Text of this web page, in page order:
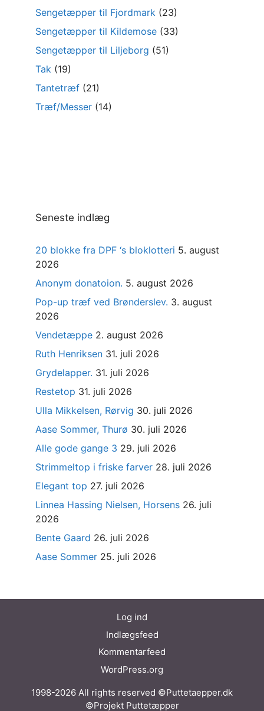
Sengetæpper til Fjordmark (23)
Sengetæpper til Kildemose (33)
Sengetæpper til Liljeborg (51)
Tak (19)
Tantetræf (21)
Træf/Messer (14)
Seneste indlæg
20 blokke fra DPF ‘s bloklotteri 5. august
2026
Anonym donatoion. 5. august 2026
Pop-up træf ved Brønderslev. 3. august
2026
Vendetæppe 2. august 2026
Ruth Henriksen 31. juli 2026
Grydelapper. 31. juli 2026
Restetop 31. juli 2026
Ulla Mikkelsen, Rørvig 30. juli 2026
Aase Sommer, Thurø 30. juli 2026
Alle gode gange 3 29. juli 2026
Strimmeltop i friske farver 28. juli 2026
Elegant top 27. juli 2026
Linnea Hassing Nielsen, Horsens 26. juli
2026
Bente Gaard 26. juli 2026
Aase Sommer 25. juli 2026
Log ind
Indlægsfeed
Kommentarfeed
WordPress.org
1998-2026 All rights reserved ©Puttetaepper.dk
©Projekt Puttetæpper